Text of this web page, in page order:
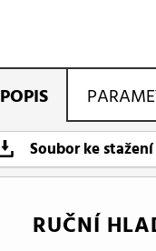
POPIS
Soubor ke stažení
RUČNÍ